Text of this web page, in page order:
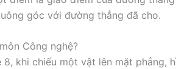
góc với đường thẳng đã cho.
Công nghệ?
8, khi chiếu một vật lên mặt phẳng,